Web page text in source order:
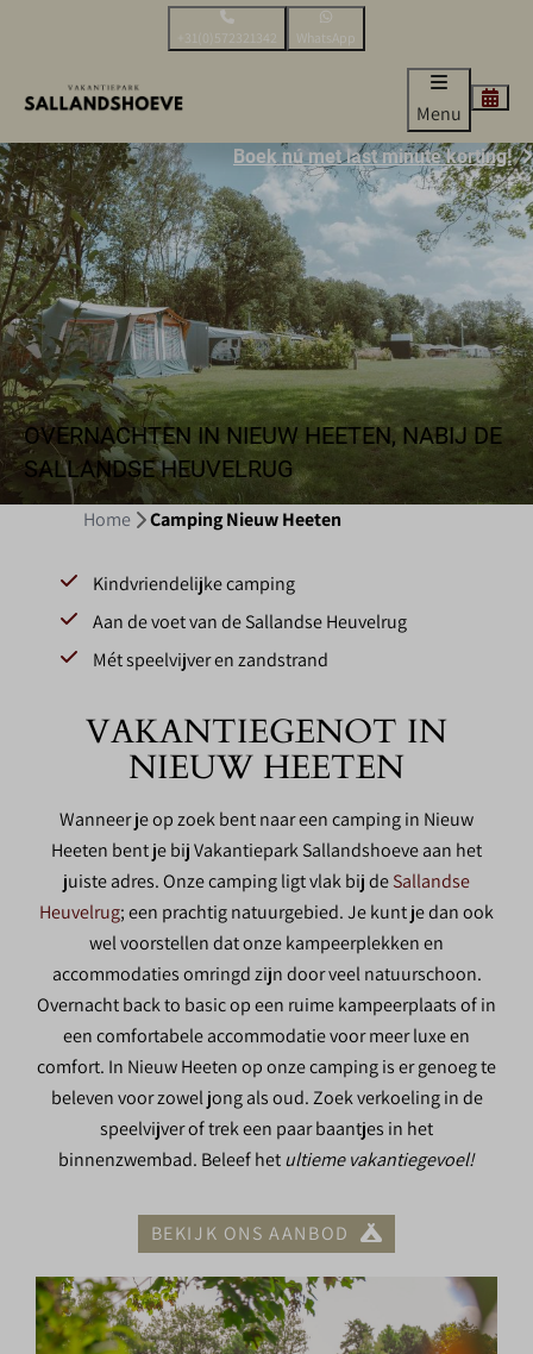
+31(0)572321342 WhatsApp
Menu
OVERNACHTEN IN NIEUW HEETEN, NABIJ DE
SALLANDSE HEUVELRUG
Boek nú met last minute korting!
Home Camping Nieuw Heeten
Kindvriendelijke camping
Aan de voet van de Sallandse Heuvelrug
Mét speelvijver en zandstrand
VAKANTIEGENOT IN
NIEUW HEETEN
Wanneer je op zoek bent naar een camping in Nieuw
Heeten bent je bij Vakantiepark Sallandshoeve aan het
juiste adres. Onze camping ligt vlak bij deSallandse
Heuvelrug; een prachtig natuurgebied. Je kunt je dan ook
wel voorstellen dat onze kampeerplekken en
accommodaties omringd zijn door veel natuurschoon.
Overnacht back to basic op een ruime kampeerplaats of in
een comfortabele accommodatie voor meer luxe en
comfort. In Nieuw Heeten op onze camping is er genoeg te
beleven voor zowel jong als oud. Zoek verkoeling in de
speelvijver of trek een paar baantjes in het
binnenzwembad. Beleef hetultieme vakantiegevoel!
BEKIJK ONS AANBOD